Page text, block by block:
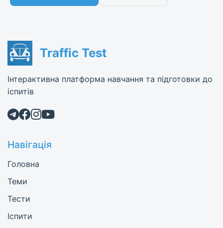
Traffic Test
Інтерактивна платформа навчання та підготовки до
іспитів
Навігація
Головна
Теми
Тести
Іспити